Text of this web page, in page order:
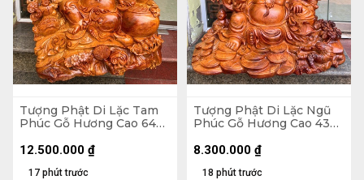
Tượng Phật Di Lặc Tam
Phúc Gỗ Hương Cao 64
17 phút trước
12.500.000 ₫
Tượng Phật Di Lặc Ngũ
Phúc Gỗ Hương Cao 43
18 phút trước
8.300.000 ₫